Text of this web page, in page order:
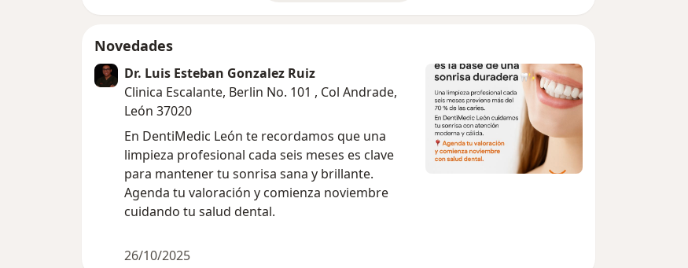
Novedades
Dr. Luis Esteban Gonzalez Ruiz
Clinica Escalante, Berlin No. 101 , Col Andrade,
León 37020
En DentiMedic León te recordamos que una
limpieza profesional cada seis meses es clave
para mantener tu sonrisa sana y brillante.
Agenda tu valoración y comienza noviembre
cuidando tu salud dental.
26/10/2025